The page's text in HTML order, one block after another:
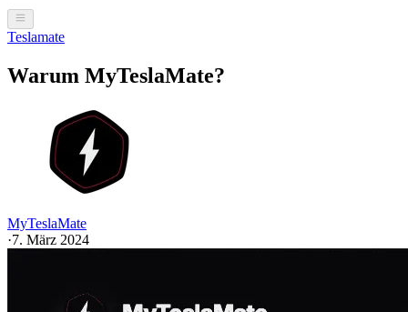
Teslamate
Warum MyTeslaMate?
MyTeslaMate
·7. März 2024